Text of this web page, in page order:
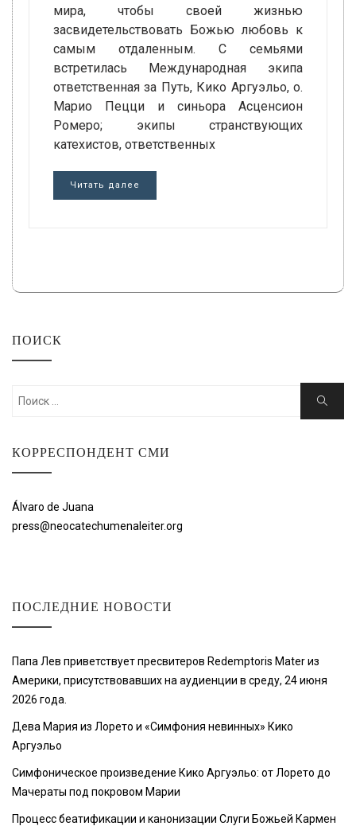
мира, чтобы своей жизнью
засвидетельствовать Божью любовь к
самым отдаленным. С семьями
встретилась Международная экипа
ответственная за Путь, Кико Аргуэльо, о.
Марио Пецци и синьора Асценсион
Ромеро; экипы странствующих
катехистов, ответственных
Читать далее
ПОИСК
Искать:
Поиск
КОРРЕСПОНДЕНТ СМИ
Álvaro de Juana
press@neocatechumenaleiter.org
ПОСЛЕДНИЕ НОВОСТИ
Папа Лев приветствует пресвитеров Redemptoris Mater из
Америки, присутствовавших на аудиенции в среду, 24 июня
2026 года.
Дева Мария из Лорето и «Симфония невинных» Кико
Аргуэльо
Симфоническое произведение Кико Аргуэльо: от Лорето до
Мачераты под покровом Марии
Процесс беатификации и канонизации Слуги Божьей Кармен